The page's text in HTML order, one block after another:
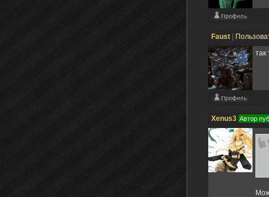
Faust
так
Xenus3 Автор